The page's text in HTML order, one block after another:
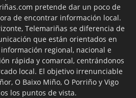
pretende dar un poco de
de encontrar información local.
Telemariñas se diferencia de
que están orientados en
regional, nacional e
rápida y comarcal, centrándonos
local. El objetivo irrenunciable
O Baixo Miño, O Porriño y Vigo
los puntos de vista.